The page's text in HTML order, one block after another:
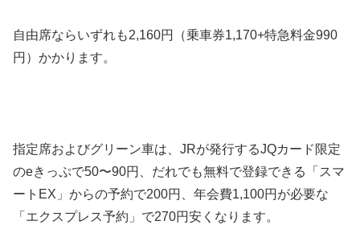
自由席ならいずれも2,160円（乗車券1,170+特急料金990
円）かかります。
指定席およびグリーン車は、JRが発行するJQカード限定
のeきっぷで50〜90円、だれでも無料で登録できる「スマ
ートEX」からの予約で200円、年会費1,100円が必要な
「エクスプレス予約」で270円安くなります。